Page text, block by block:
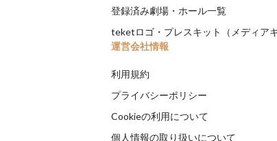
登録済み劇場・ホール一覧
teketロゴ・プレスキット（メディアキ
運営会社情報
利用規約
プライバシーポリシー
Cookieの利用について
個人情報の取り扱いについて